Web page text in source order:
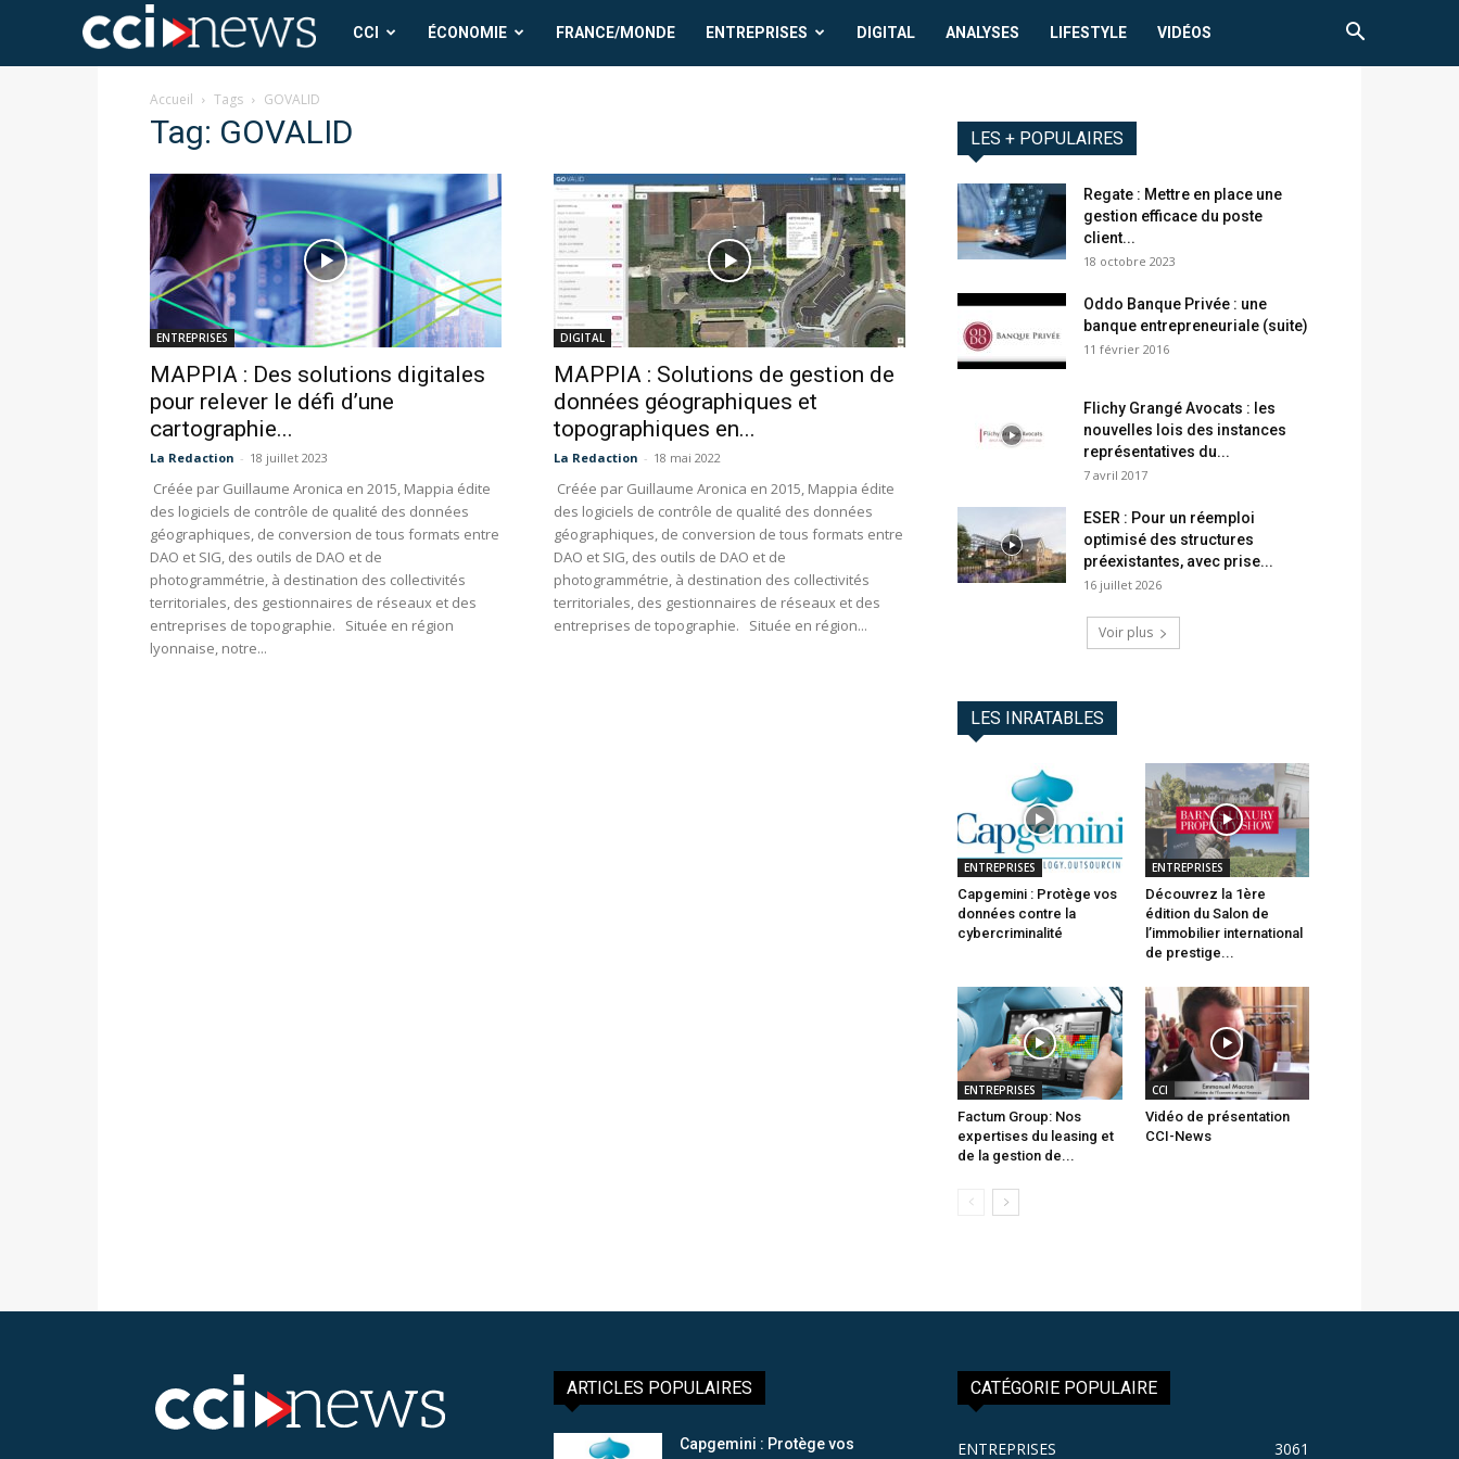
CCICCI ÉCONOMIE FRANCE/MONDE ENTREPRISES DIGITAL ANALYSES LIFESTYLE VIDÉOS
Accueil Tags GOVALID
Tag: GOVALID
ENTREPRISES
MAPPIA : Des solutions digitales
pour relever le défi d’une
cartographie...
La Redaction - 18 juillet 2023
Créée par Guillaume Aronica en 2015, Mappia édite
des logiciels de contrôle de qualité des données
géographiques, de conversion de tous formats entre
DAO et SIG, des outils de DAO et de
photogrammétrie, à destination des collectivités
territoriales, des gestionnaires de réseaux et des
entreprises de topographie. Située en région
lyonnaise, notre...
DIGITAL
MAPPIA : Solutions de gestion de
données géographiques et
topographiques en...
La Redaction - 18 mai 2022
Créée par Guillaume Aronica en 2015, Mappia édite
des logiciels de contrôle de qualité des données
géographiques, de conversion de tous formats entre
DAO et SIG, des outils de DAO et de
photogrammétrie, à destination des collectivités
territoriales, des gestionnaires de réseaux et des
entreprises de topographie. Située en région...
LES + POPULAIRES
Regate : Mettre en place une
gestion efficace du poste
client...
18 octobre 2023
Oddo Banque Privée : une
banque entrepreneuriale (suite)
11 février 2016
Flichy Grangé Avocats : les
nouvelles lois des instances
représentatives du...
7 avril 2017
ESER : Pour un réemploi
optimisé des structures
préexistantes, avec prise...
16 juillet 2026
Voir plus
LES INRATABLES
ENTREPRISES
Capgemini : Protège vos
données contre la
cybercriminalité
ENTREPRISES
Découvrez la 1ère
édition du Salon de
l’immobilier international
de prestige...
ENTREPRISES
Factum Group: Nos
expertises du leasing et
de la gestion de...
CCI
Vidéo de présentation
CCI-News
ARTICLES POPULAIRES
Capgemini : Protège vos
CATÉGORIE POPULAIRE
ENTREPRISES 3061